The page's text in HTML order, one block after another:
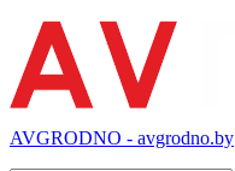
AVGRODNO - avgrodno.by